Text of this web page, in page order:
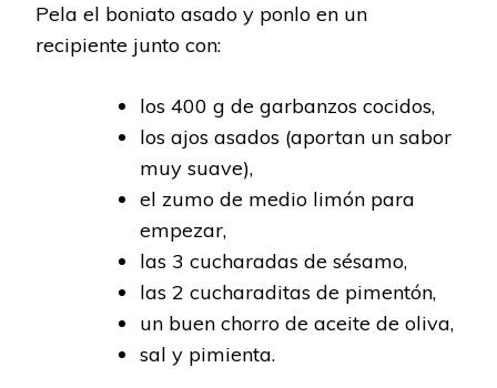
Pela el boniato asado y ponlo en un
recipiente junto con:
los 400 g de garbanzos cocidos,
los ajos asados (aportan un sabor
muy suave),
el zumo de medio limón para
empezar,
las 3 cucharadas de sésamo,
las 2 cucharaditas de pimentón,
un buen chorro de aceite de oliva,
sal y pimienta.